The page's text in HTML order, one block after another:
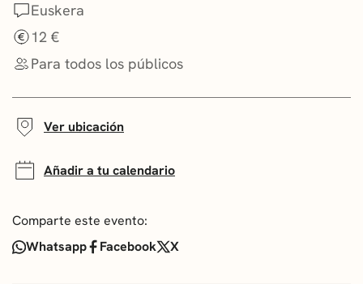
Euskera
12 €
Para todos los públicos
Ver ubicación
Añadir a tu calendario
Comparte este evento:
Whatsapp
Facebook X